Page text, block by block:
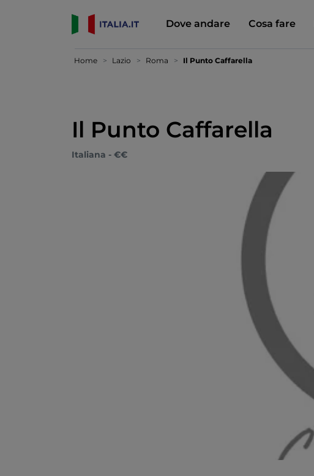
Dove andare Cosa fare
Home Lazio Roma Il Punto Caffarella
Il Punto Caffarella
Italiana - €€